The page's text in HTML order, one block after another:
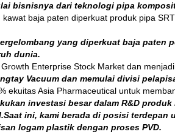
bisnisnya dari teknologi pipa
baja paten diperkuat produk pipa
yang diperkuat baja paten
dunia.
Enterprise Stock Market dan
Vacuum dan memulai divisi
ekuitas Asia Pharmaceutical untuk
investasi besar dalam R&D
ini, kami berada di posisi
logam plastik dengan proses PVD.